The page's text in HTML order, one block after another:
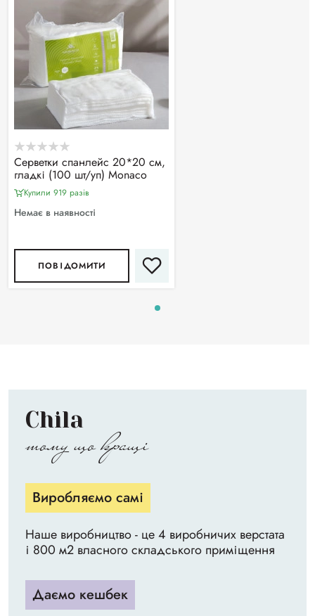
Серветки спанлейс 20*20 см,
гладкі (100 шт/уп) Monaco
Купили 919 разiв
Немає в наявності
ПОВІДОМИТИ
Chila
тому що кращі
Виробляємо самі
Наше виробництво - це 4 виробничих верстата
і 800 м2 власного складського приміщення
Даємо кешбек